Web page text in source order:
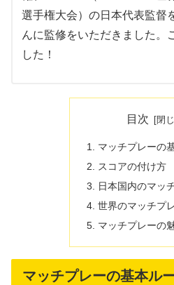
選手権大会）の日本代表監督
んに監修をいただきました。
した！
目次
マッチプレーの
スコアの付け方
日本国内のマッ
世界のマッチプ
マッチプレーの
マッチプレーの基本ル